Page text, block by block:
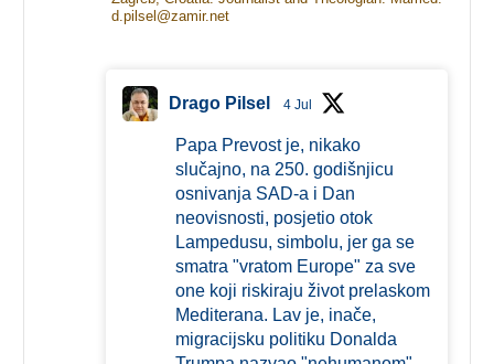
d.pilsel@zamir.net
Drago Pilsel 4 Jul
Papa Prevost je, nikako
slučajno, na 250. godišnjicu
osnivanja SAD-a i Dan
neovisnosti, posjetio otok
Lampedusu, simbolu, jer ga se
smatra "vratom Europe" za sve
one koji riskiraju život prelaskom
Mediterana. Lav je, inače,
migracijsku politiku Donalda